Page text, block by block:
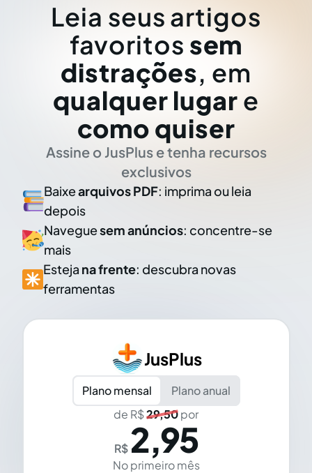
Leia seus artigos
favoritos sem
distrações, em
qualquer lugar e
como quiser
Assine o JusPlus e tenha recursos
exclusivos
Baixearquivos PDF: imprima ou leia
depois
Naveguesem anúncios: concentre-se
mais
Esteja na frente: descubra novas
ferramentas
JusPlus
Plano mensal
Plano anual
de R$29,50por
R$ 2,95
No primeiro mês